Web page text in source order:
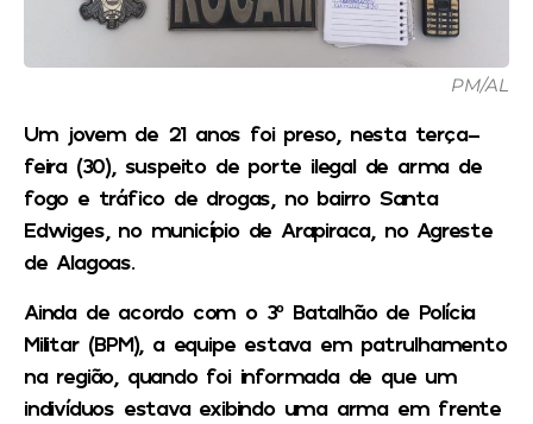
PM/AL
Um jovem de 21 anos foi preso, nesta terça-
feira (30), suspeito de porte ilegal de arma de
fogo e tráfico de drogas, no bairro Santa
Edwiges, no município de Arapiraca, no Agreste
de Alagoas.
Ainda de acordo com o 3º Batalhão de Polícia
Militar (BPM), a equipe estava em patrulhamento
na região, quando foi informada de que um
indivíduos estava exibindo uma arma em frente